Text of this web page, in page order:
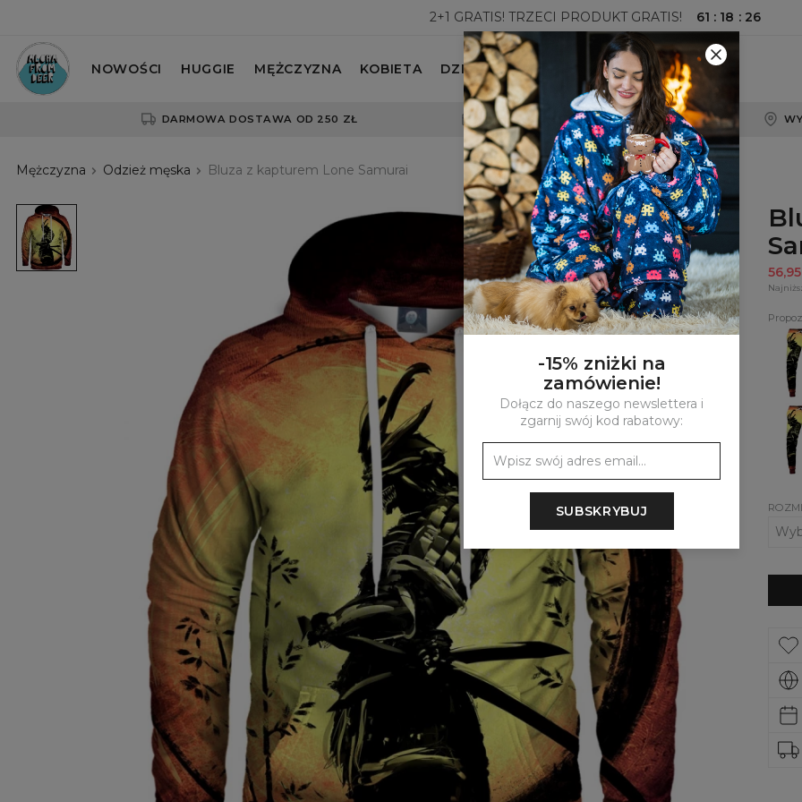
2+1 GRATIS! TRZECI PRODUKT GRATIS! 61 : 18 : 25
NOWOŚCI HUGGIE MĘŻCZYZNA KOBIETA DZIECKO
DARMOWA DOSTAWA OD 250 ZŁ 100-DNIOWE PRAWO ZWROTU
Mężczyzna Odzież męska Bluza z kapturem Lone Samurai
bluza
motywem
samuraja
Lone
Lone
-15% zniżki na
zamówienie!
Dołącz do naszego newslettera i
zgarnij swój kod rabatowy:
SUBSKRYBUJ